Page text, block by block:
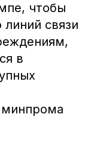
чтобы
связи
в
минпрома